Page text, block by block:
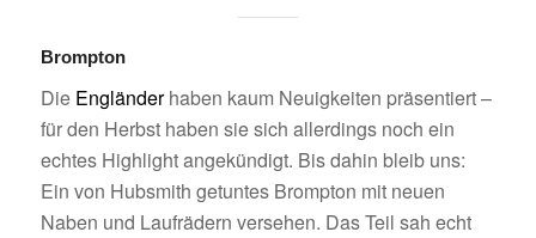
Brompton
Die Engländerhaben kaum Neuigkeiten präsentiert –
für den Herbst haben sie sich allerdings noch ein
echtes Highlight angekündigt. Bis dahin bleib uns:
Ein von Hubsmith getuntes Brompton mit neuen
Naben und Laufrädern versehen. Das Teil sah echt